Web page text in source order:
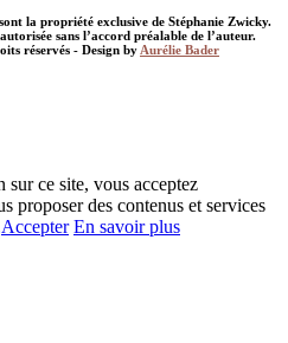
la propriété exclusive de Stéphanie Zwicky.
sans l’accord préalable de l’auteur.
réservés - Design byAurélie Bader
ce site, vous acceptez
proposer des contenus et services
Accepter En savoir plus